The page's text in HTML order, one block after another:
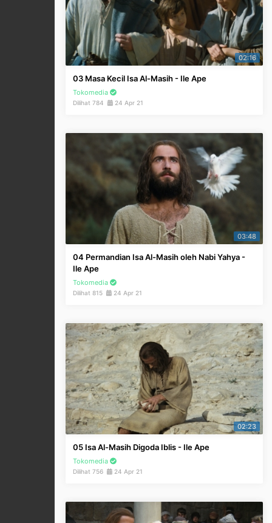
02:16
03 Masa Kecil Isa Al-Masih - Ile Ape
Tokomedia
Dilihat 784 24 Apr 21
03:48
04 Permandian Isa Al-Masih oleh Nabi Yahya -
Ile Ape
Tokomedia
Dilihat 815 24 Apr 21
02:23
05 Isa Al-Masih Digoda Iblis - Ile Ape
Tokomedia
Dilihat 756 24 Apr 21